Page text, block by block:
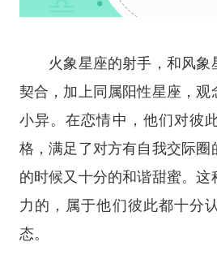
火象星座的射手，和风象
契合，加上同属阳性星座，观
小异。在恋情中，他们对彼
格，满足了对方有自我交际圈
的时候又十分的和谐甜蜜。这
力的，属于他们彼此都十分
态。